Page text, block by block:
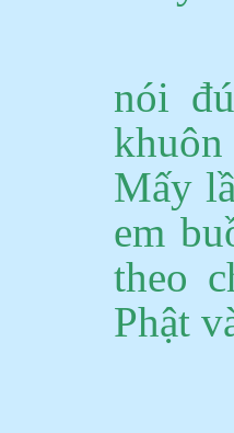
nói
Mấy
em
theo
Phật